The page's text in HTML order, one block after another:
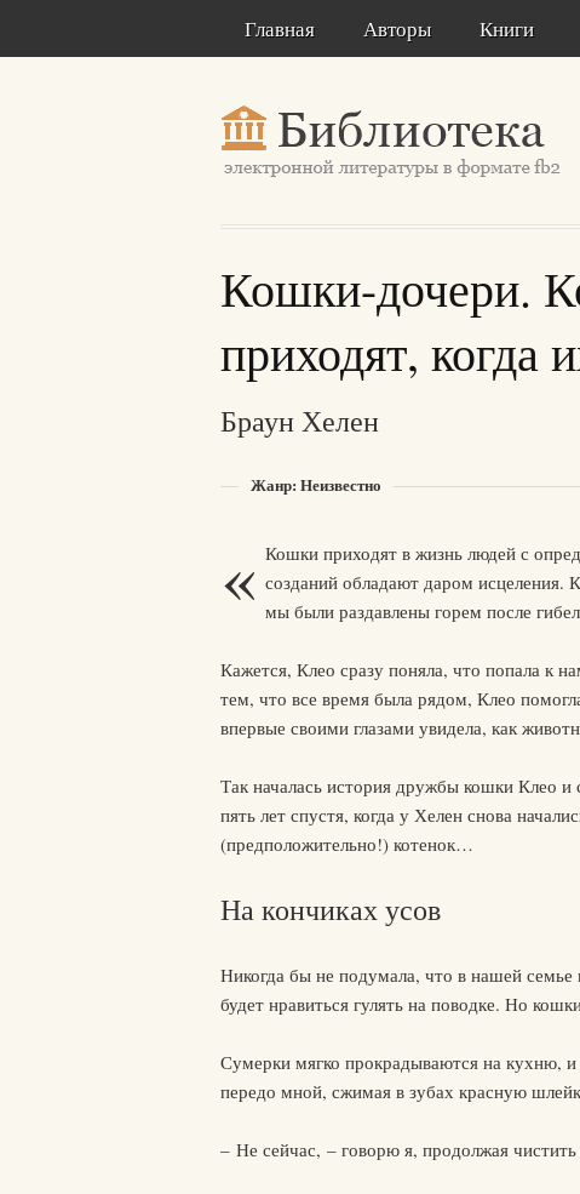
Главная Авторы Книги
Кошки-дочери.
приходят, когда
Браун Хелен
Жанр: Неизвестно
« Кошки приходят в жизнь людей с
созданий обладают даром исцеления.
мы были раздавлены горем после
Кажется, Клео сразу поняла, что попала к
тем, что все время была рядом, Клео
впервые своими глазами увидела, как
Так началась история дружбы кошки Клео и
пять лет спустя, когда у Хелен снова
(предположительно!) котенок…
На кончиках усов
Никогда бы не подумала, что в нашей
будет нравиться гулять на поводке. Но
Сумерки мягко прокрадываются на кухню,
передо мной, сжимая в зубах красную
– Не сейчас, – говорю я, продолжая